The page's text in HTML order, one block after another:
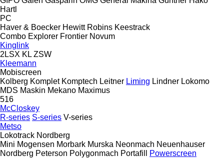
Hartl
PC
Haver & Boecker Hewitt Robins Keestrack
Combo Explorer Frontier Novum
Kinglink
2LSX KL ZSW
Kleemann
Mobiscreen
Kolberg Komplet Komptech Leitner Liming Lindner Lokomo
MDS Maskin Mekano Maximus
516
McCloskey
R-series S-series V-series
Metso
Lokotrack Nordberg
Mini Mogensen Morbark Murska Neonmach Neuenhauser
Nordberg Peterson Polygonmach Portafill
Powerscreen